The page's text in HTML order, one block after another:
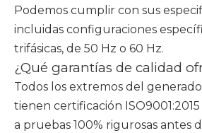
Podemos cumplir con sus
incluidas configuraciones
trifásicas, de 50 Hz o 60 Hz.
¿Qué garantías de calidad
Todos los extremos del
tienen certificación ISO9001:2015
a pruebas 100% rigurosas antes